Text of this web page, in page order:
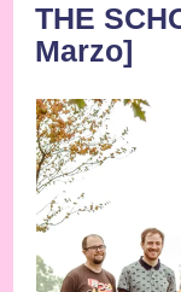
THE
Marzo]